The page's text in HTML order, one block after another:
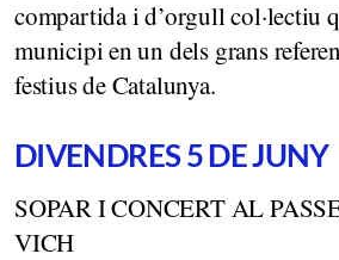
compartida i d’orgull col·lectiu
municipi en un dels grans
festius de Catalunya.
DIVENDRES 5 DE JUNY
SOPAR I CONCERT AL
VICH